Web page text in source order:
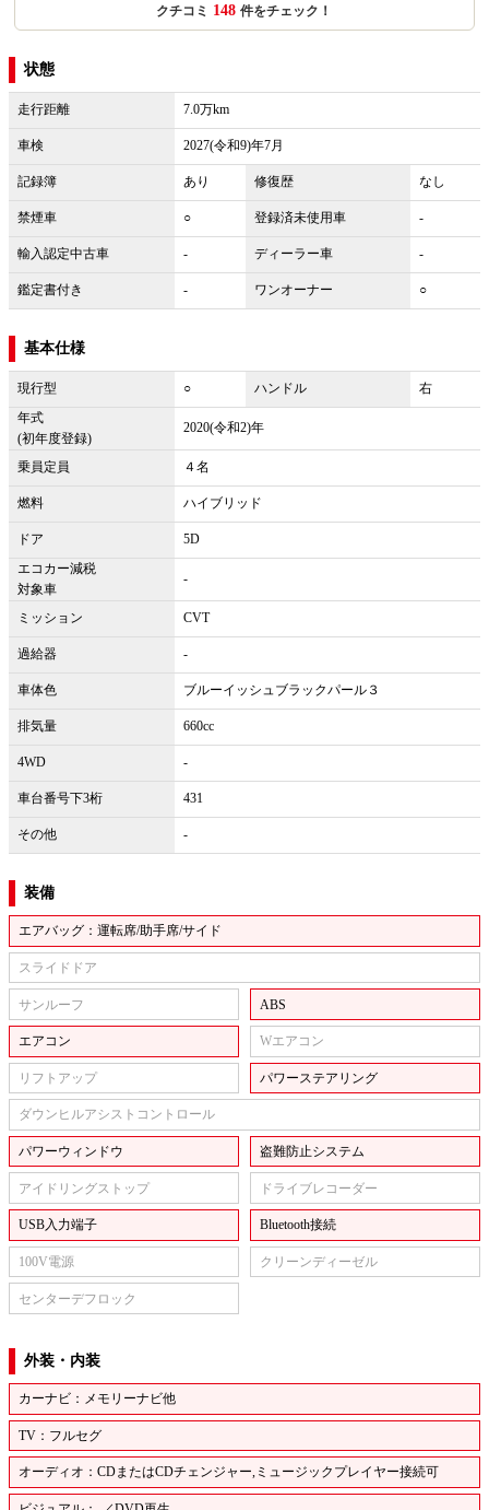
クチコミ 148 件をチェック！
状態
走行距離 7.0万km
車検 2027(令和9)年7月
記録簿 あり 修復歴 なし
禁煙車 ○ 登録済未使用車 -
輸入認定中古車 - ディーラー車 -
鑑定書付き - ワンオーナー ○
基本仕様
現行型 ○ ハンドル
右
年式
(初年度登録)
2020(令和2)年
乗員定員 ４名
燃料 ハイブリッド
ドア
5D
エコカー減税
対象車
-
ミッション CVT
過給器 -
車体色 ブルーイッシュブラックパール３
排気量 660cc
4WD -
車台番号下3桁 431
その他 -
装備
エアバッグ：運転席/助手席/サイド
スライドドア
サンルーフ ABS
エアコン Wエアコン
リフトアップ パワーステアリング
ダウンヒルアシストコントロール
パワーウィンドウ 盗難防止システム
アイドリングストップ ドライブレコーダー
USB入力端子 Bluetooth接続
100V電源 クリーンディーゼル
センターデフロック
外装・内装
カーナビ：メモリーナビ他
TV：フルセグ
オーディオ：CDまたはCDチェンジャー,ミュージックプレイヤー接続可